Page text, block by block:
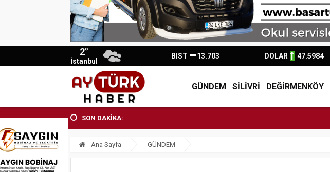
2°
İstanbul
BIST 13.703 DOLAR 47.5984
GÜNDEM SİLİVRİ DEĞİRMENKÖY
SON DAKİKA:
Ana Sayfa GÜNDEM